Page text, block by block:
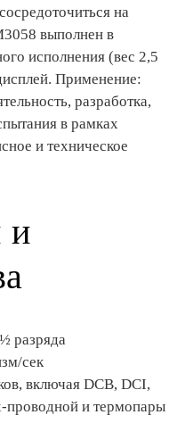
на
выполнен в
исполнения (вес 2,5
Применение:
разработка,
в рамках
и техническое
и
разряда
сек
включая DCВ, DCI,
проводной и термопары